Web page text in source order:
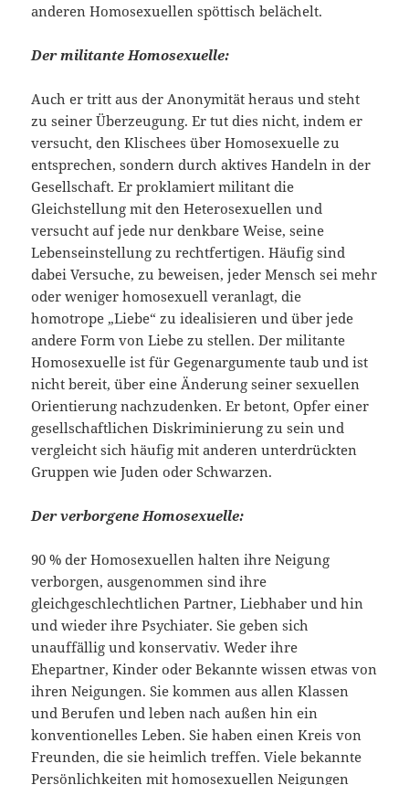
anderen Homosexuellen spöttisch belächelt.
Der militante Homosexuelle:
Auch er tritt aus der Anonymität heraus und steht
zu seiner Überzeugung. Er tut dies nicht, indem er
versucht, den Klischees über Homosexuelle zu
entsprechen, sondern durch aktives Handeln in der
Gesellschaft. Er proklamiert militant die
Gleichstellung mit den Heterosexuellen und
versucht auf jede nur denkbare Weise, seine
Lebenseinstellung zu rechtfertigen. Häufig sind
dabei Versuche, zu beweisen, jeder Mensch sei mehr
oder weniger homosexuell veranlagt, die
homotrope „Liebe“ zu idealisieren und über jede
andere Form von Liebe zu stellen. Der militante
Homosexuelle ist für Gegenargumente taub und ist
nicht bereit, über eine Änderung seiner sexuellen
Orientierung nachzudenken. Er betont, Opfer einer
gesellschaftlichen Diskriminierung zu sein und
vergleicht sich häufig mit anderen unterdrückten
Gruppen wie Juden oder Schwarzen.
Der verborgene Homosexuelle:
90 % der Homosexuellen halten ihre Neigung
verborgen, ausgenommen sind ihre
gleichgeschlechtlichen Partner, Liebhaber und hin
und wieder ihre Psychiater. Sie geben sich
unauffällig und konservativ. Weder ihre
Ehepartner, Kinder oder Bekannte wissen etwas von
ihren Neigungen. Sie kommen aus allen Klassen
und Berufen und leben nach außen hin ein
konventionelles Leben. Sie haben einen Kreis von
Freunden, die sie heimlich treffen. Viele bekannte
Persönlichkeiten mit homosexuellen Neigungen